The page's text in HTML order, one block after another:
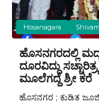
Hosanagara
ಹೊಸನಗರದಲ್ಲಿ
ದೂರವಿದ್ದು
ಮೂಲೆಗದ್ದೆ ಶ್ರೀ ಕರೆ
ಹೊಸನಗರ ; ಕುಡಿತ